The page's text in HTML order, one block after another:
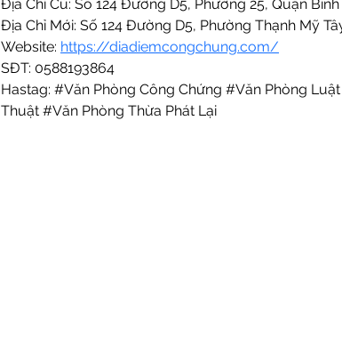
Địa Chỉ Cũ: Số 124 Đường D5, Phường 25, Quận
Địa Chỉ Mới: Số 124 Đường D5, Phường Thạnh Mỹ
Website: https://diadiemcongchung.com/
SĐT: 0588193864
Hastag: #Văn Phòng Công Chứng #Văn Phòng
Thuật #Văn Phòng Thừa Phát Lại